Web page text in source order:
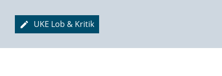
Die Batterie jedoch ist längst nicht leer!
Hüpfball, Theraband, diverse Geräte
UKE Lob & Kritik